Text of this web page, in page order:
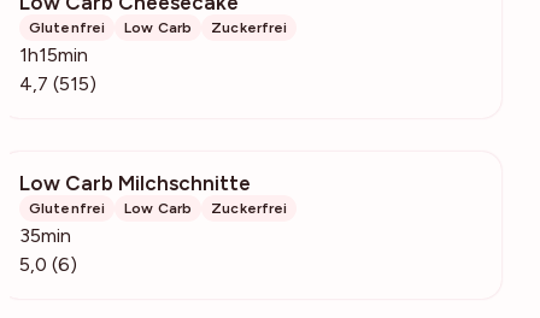
Glutenfrei Low Carb Zuckerfrei
1h15min
4,7 (515)
Low Carb Milchschnitte
Glutenfrei Low Carb Zuckerfrei
35min
5,0 (6)